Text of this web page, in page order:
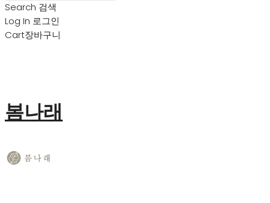
Search 검색
Log In 로그인
Cart장바구니
봄나래